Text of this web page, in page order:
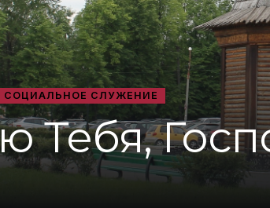
СОЦИАЛЬНОЕ СЛУЖЕНИЕ
Тебя,